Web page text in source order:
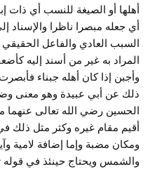
أهلها أو الصيغة للنسب أي ذات
أي جعله مبصرا ناظرا والإسناد
السبب العادي والفاعل
المراد به غير من أسند إليه
وأجبن إذا كان أهله جبناء
ذلك عن أبي عبيدة وهو معنى
الحسين رضي الله تعالى عنهما
أقيم مقام غيره وكثر مثل ذلك
ومكان مضبة وإما إضافة لامية
والشمس ويحتاج حينئذ في قوله